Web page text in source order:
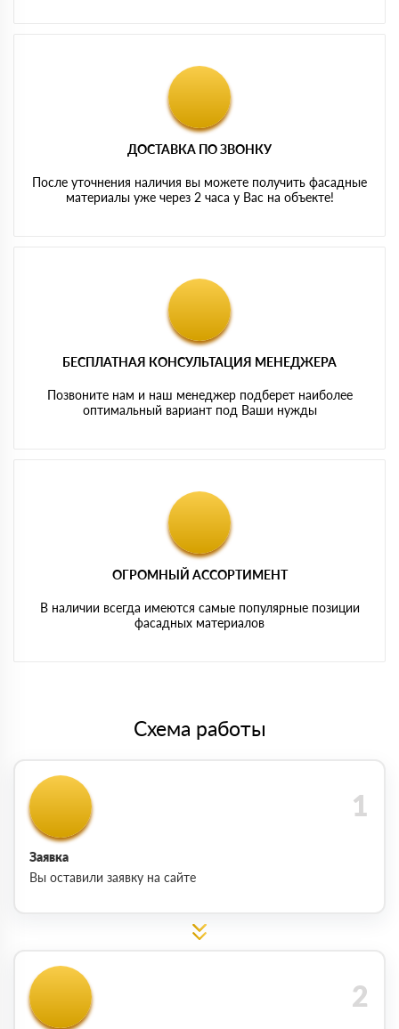
ДОСТАВКА ПО ЗВОНКУ
После уточнения наличия вы можете получить фасадные
материалы уже через 2 часа у Вас на объекте!
БЕСПЛАТНАЯ КОНСУЛЬТАЦИЯ МЕНЕДЖЕРА
Позвоните нам и наш менеджер подберет наиболее
оптимальный вариант под Ваши нужды
ОГРОМНЫЙ АССОРТИМЕНТ
В наличии всегда имеются самые популярные позиции
фасадных материалов
Схема работы
Заявка
Вы оставили заявку на сайте